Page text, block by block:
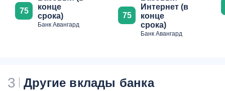
75
конце
срока)
Банк Авангард
75
Интернет (в
конце
срока)
Банк Авангард
3 Другие вклады банка